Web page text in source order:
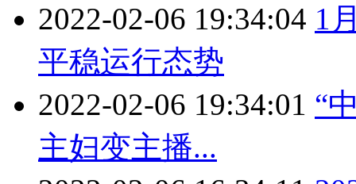
2022-02-06 19:34:04 1
平稳运行态势
2022-02-06 19:34:01 “
主妇变主播...